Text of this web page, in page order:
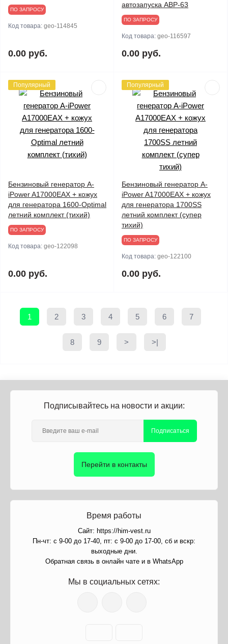
ПО ЗАПРОСУ
Код товара: geo-114845
0.00 руб.
автозапуска АВР-63
ПО ЗАПРОСУ
Код товара: geo-116597
0.00 руб.
Популярный
Бензиновый генератор A-
iPower A17000EAX + кожух
для генератора 1600-Optimal
летний комплект (тихий)
ПО ЗАПРОСУ
Код товара: geo-122098
0.00 руб.
Популярный
Бензиновый генератор A-
iPower A17000EAX + кожух
для генератора 1700SS
летний комплект (супер
тихий)
ПО ЗАПРОСУ
Код товара: geo-122100
0.00 руб.
1 2 3 4 5 6 7
8 9 > >|
Подписывайтесь на новости и акции:
Подписаться
Перейти в контакты
Время работы
Сайт: https://him-vest.ru
Пн-чт: с 9-00 до 17-40, пт: с 9-00 до 17-00, сб и вскр:
выходные дни.
Обратная связь в онлайн чате и в WhatsApp
Мы в социальных сетях: